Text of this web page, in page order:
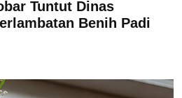
Tuntut Dinas
Benih Padi